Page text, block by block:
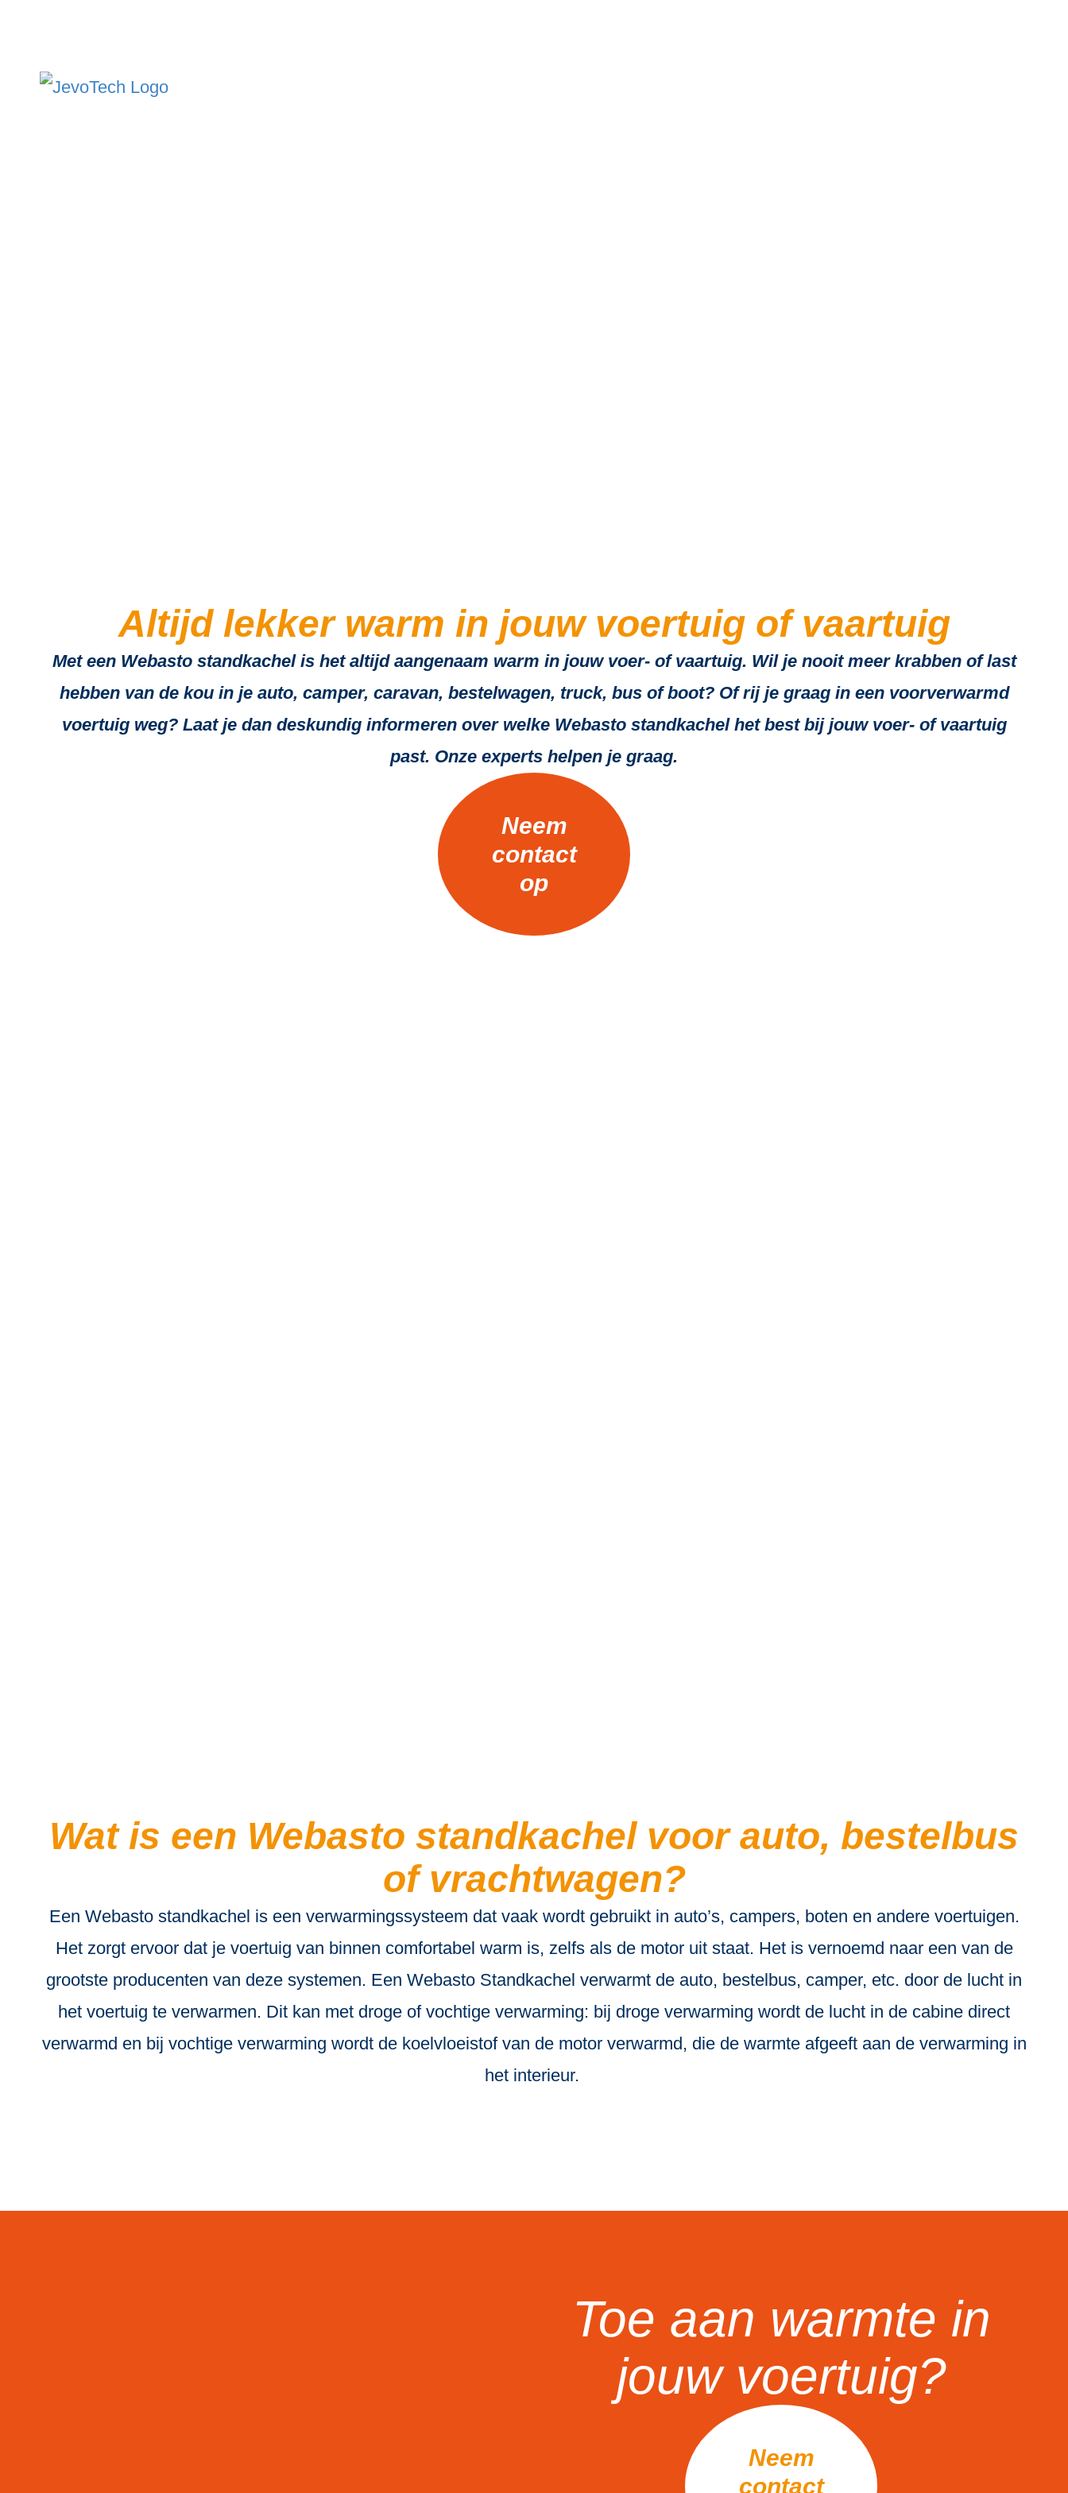
Altijd lekker warm in jouw voertuig of vaartuig
Met een Webasto standkachel is het altijd aangenaam warm in jouw voer- of vaartuig. Wil je nooit meer krabben of last
hebben van de kou in je auto, camper, caravan, bestelwagen, truck, bus of boot? Of rij je graag in een voorverwarmd
voertuig weg? Laat je dan deskundig informeren over welke Webasto standkachel het best bij jouw voer- of vaartuig
past. Onze experts helpen je graag.
Neem
contact
op
Wat is een Webasto standkachel voor auto, bestelbus
of vrachtwagen?
Een Webasto standkachel is een verwarmingssysteem dat vaak wordt gebruikt in auto’s, campers, boten en andere voertuigen.
Het zorgt ervoor dat je voertuig van binnen comfortabel warm is, zelfs als de motor uit staat. Het is vernoemd naar een van de
grootste producenten van deze systemen. Een Webasto Standkachel verwarmt de auto, bestelbus, camper, etc. door de lucht in
het voertuig te verwarmen. Dit kan met droge of vochtige verwarming: bij droge verwarming wordt de lucht in de cabine direct
verwarmd en bij vochtige verwarming wordt de koelvloeistof van de motor verwarmd, die de warmte afgeeft aan de verwarming in
het interieur.
Toe aan warmte in
jouw voertuig?
Neem
contact